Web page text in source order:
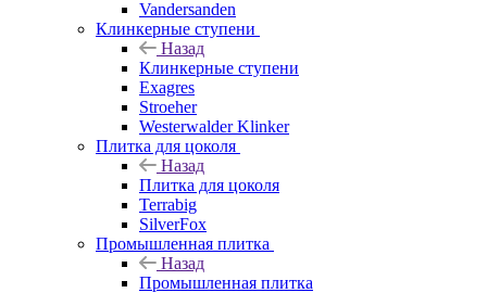
Vandersanden
Клинкерные ступени
Назад
Клинкерные ступени
Exagres
Stroeher
Westerwalder Klinker
Плитка для цоколя
Назад
Плитка для цоколя
Terrabig
SilverFox
Промышленная плитка
Назад
Промышленная плитка